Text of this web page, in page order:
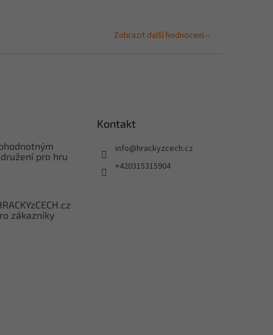
Zobrazit další hodnocení
pro hru
zákazníky
Kontakt
info@hrackyzcech.cz
+420315315904